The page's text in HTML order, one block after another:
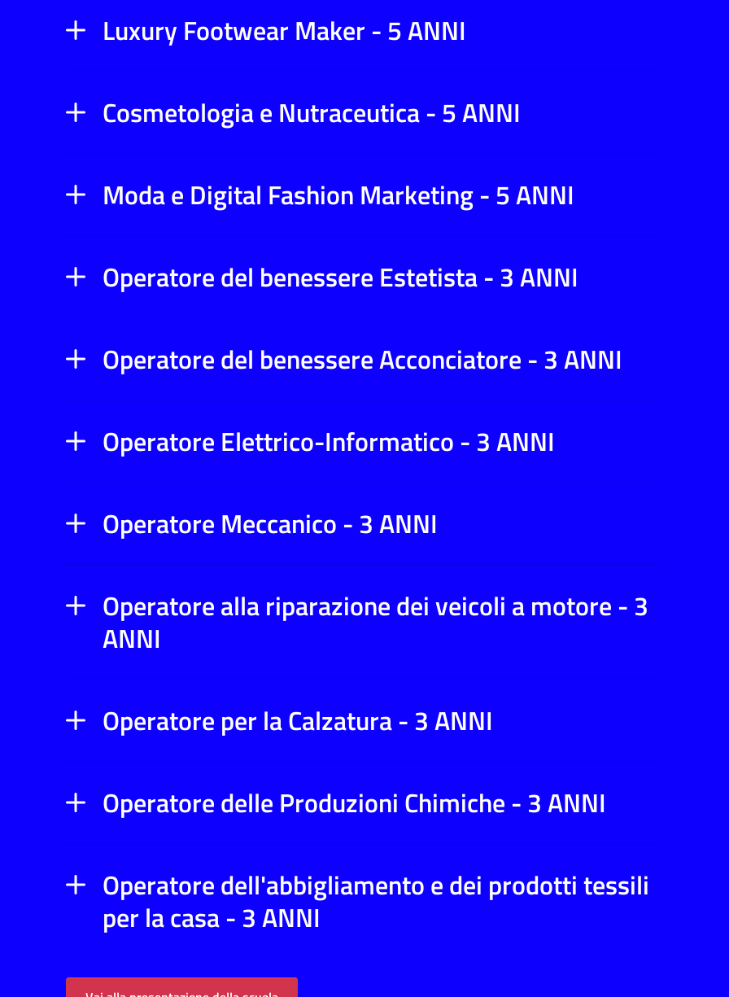
Luxury Footwear Maker - 5 ANNI
Cosmetologia e Nutraceutica - 5 ANNI
Moda e Digital Fashion Marketing - 5 ANNI
Operatore del benessere Estetista - 3 ANNI
Operatore del benessere Acconciatore - 3 ANNI
Operatore Elettrico-Informatico - 3 ANNI
Operatore Meccanico - 3 ANNI
Operatore alla riparazione dei veicoli a motore - 3
ANNI
Operatore per la Calzatura - 3 ANNI
Operatore delle Produzioni Chimiche - 3 ANNI
Operatore dell'abbigliamento e dei prodotti tessili
per la casa - 3 ANNI